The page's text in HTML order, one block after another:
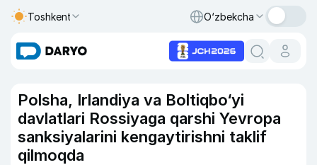
Toshkent O‘zbekcha
Polsha, Irlandiya va Boltiqbo‘yi
davlatlari Rossiyaga qarshi Yevropa
sanksiyalarini kengaytirishni taklif
qilmoqda